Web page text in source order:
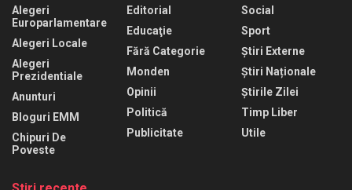
Alegeri
Europarlamentare
Alegeri Locale
Alegeri
Prezidentiale
Anunturi
Bloguri EMM
Chipuri De
Poveste
Editorial
Educaţie
Fără Categorie
Monden
Opinii
Politică
Publicitate
Social
Sport
Știri Externe
Știri Naționale
Știrile Zilei
Timp Liber
Utile